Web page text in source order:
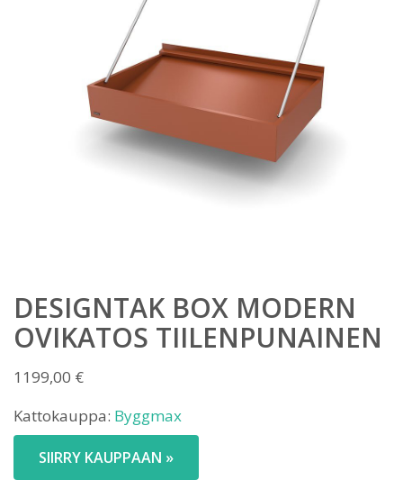
DESIGNTAK BOX MODERN
OVIKATOS TIILENPUNAINEN
1199,00 €
Kattokauppa: Byggmax
SIIRRY KAUPPAAN »